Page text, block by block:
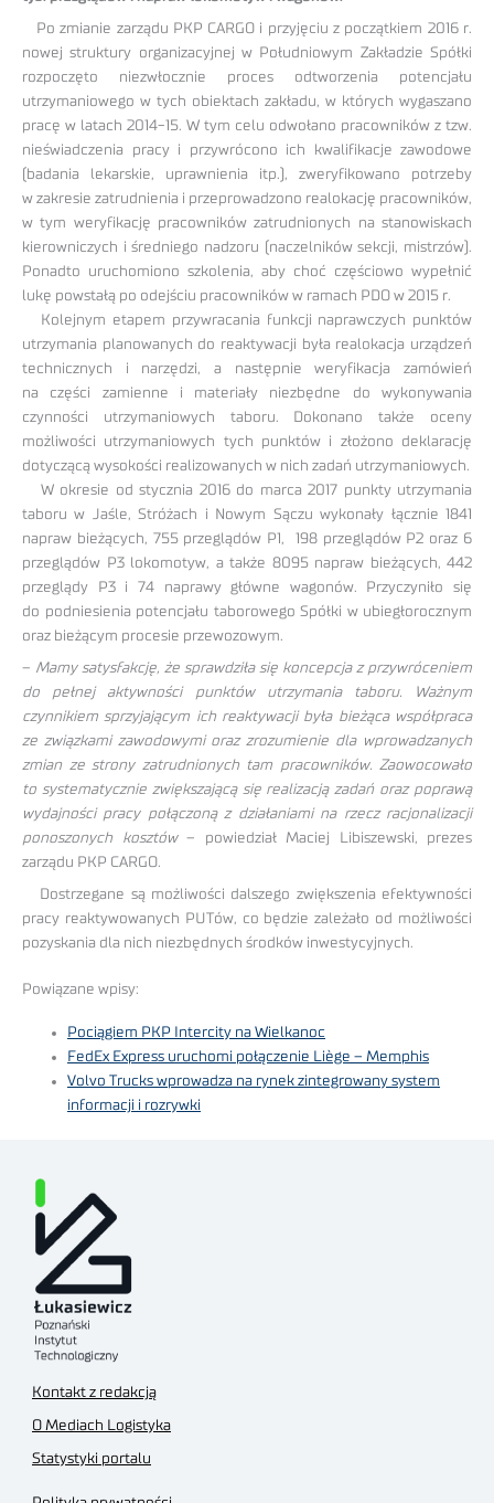
Po zmianie zarządu PKP CARGO i przyjęciu z początkiem 2016 r.
nowej struktury organizacyjnej w Południowym Zakładzie Spółki
rozpoczęto niezwłocznie proces odtworzenia potencjału
utrzymaniowego w tych obiektach zakładu, w których wygaszano
pracę w latach 2014-15. W tym celu odwołano pracowników z tzw.
nieświadczenia pracy i przywrócono ich kwalifikacje zawodowe
(badania lekarskie, uprawnienia itp.), zweryfikowano potrzeby
w zakresie zatrudnienia i przeprowadzono realokację pracowników,
w tym weryfikację pracowników zatrudnionych na stanowiskach
kierowniczych i średniego nadzoru (naczelników sekcji, mistrzów).
Ponadto uruchomiono szkolenia, aby choć częściowo wypełnić
lukę powstałą po odejściu pracowników w ramach PDO w 2015 r.
Kolejnym etapem przywracania funkcji naprawczych punktów
utrzymania planowanych do reaktywacji była realokacja urządzeń
technicznych i narzędzi, a następnie weryfikacja zamówień
na części zamienne i materiały niezbędne do wykonywania
czynności utrzymaniowych taboru. Dokonano także oceny
możliwości utrzymaniowych tych punktów i złożono deklarację
dotyczącą wysokości realizowanych w nich zadań utrzymaniowych.
W okresie od stycznia 2016 do marca 2017 punkty utrzymania
taboru w Jaśle, Stróżach i Nowym Sączu wykonały łącznie 1841
napraw bieżących, 755 przeglądów P1, 198 przeglądów P2 oraz 6
przeglądów P3 lokomotyw, a także 8095 napraw bieżących, 442
przeglądy P3 i 74 naprawy główne wagonów. Przyczyniło się
do podniesienia potencjału taborowego Spółki w ubiegłorocznym
oraz bieżącym procesie przewozowym.
– Mamy satysfakcję, że sprawdziła się koncepcja z przywróceniem
do pełnej aktywności punktów utrzymania taboru. Ważnym
czynnikiem sprzyjającym ich reaktywacji była bieżąca współpraca
ze związkami zawodowymi oraz zrozumienie dla wprowadzanych
zmian ze strony zatrudnionych tam pracowników. Zaowocowało
to systematycznie zwiększającą się realizacją zadań oraz poprawą
wydajności pracy połączoną z działaniami na rzecz racjonalizacji
ponoszonych kosztów– powiedział Maciej Libiszewski, prezes
zarządu PKP CARGO.
Dostrzegane są możliwości dalszego zwiększenia efektywności
pracy reaktywowanych PUTów, co będzie zależało od możliwości
pozyskania dla nich niezbędnych środków inwestycyjnych.
Powiązane wpisy:
Pociągiem PKP Intercity na Wielkanoc
FedEx Express uruchomi połączenie Liège – Memphis
Volvo Trucks wprowadza na rynek zintegrowany system
informacji i rozrywki
Kontakt z redakcją
O Mediach Logistyka
Statystyki portalu